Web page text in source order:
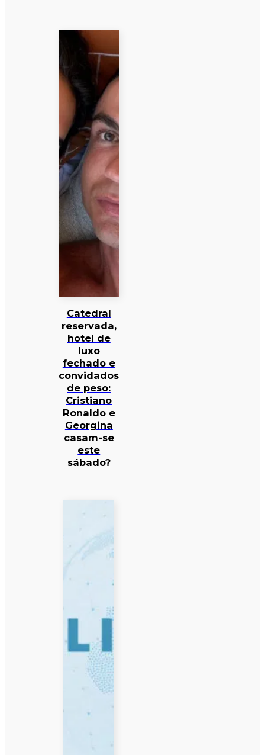
Catedral
reservada,
hotel de
luxo
fechado e
convidados
de peso:
Cristiano
Ronaldo e
Georgina
casam-se
este
sábado?